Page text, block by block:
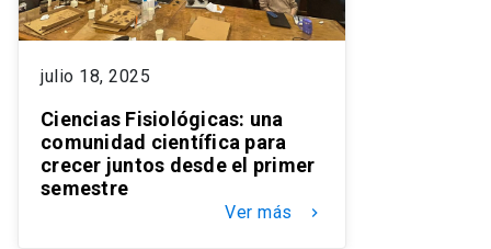
julio 18, 2025
Ciencias Fisiológicas: una
comunidad científica para
crecer juntos desde el primer
semestre
Ver más keyboard_arrow_right